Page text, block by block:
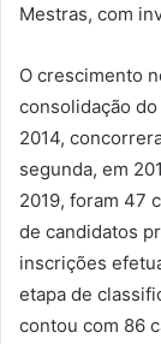
Mestras, com
O crescimento
consolidação
2014,
segunda, em
2019, foram 47
de candidatos
inscrições
etapa de
contou com 86